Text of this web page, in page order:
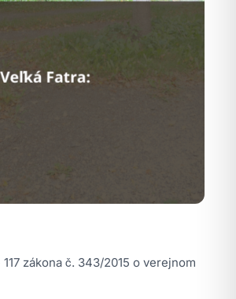
zákona č. 343/2015 o verejnom